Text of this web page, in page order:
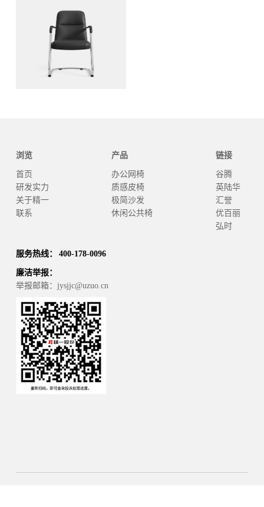
浏览
首页
研发实力
关于精一
联系
产品
办公网椅
质感皮椅
极简沙发
休闲公共椅
链接
谷腾
英陆华
汇誉
优百丽
弘时
服务热线： 400-178-0096
廉洁举报：
举报邮箱：jysjjc@uzuo.cn